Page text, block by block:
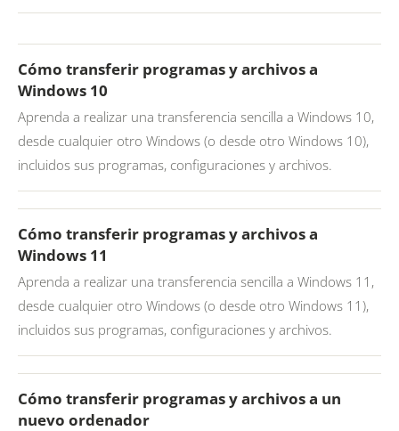
Cómo transferir programas y archivos a
Windows 10
Aprenda a realizar una transferencia sencilla a Windows 10,
desde cualquier otro Windows (o desde otro Windows 10),
incluidos sus programas, configuraciones y archivos.
Cómo transferir programas y archivos a
Windows 11
Aprenda a realizar una transferencia sencilla a Windows 11,
desde cualquier otro Windows (o desde otro Windows 11),
incluidos sus programas, configuraciones y archivos.
Cómo transferir programas y archivos a un
nuevo ordenador